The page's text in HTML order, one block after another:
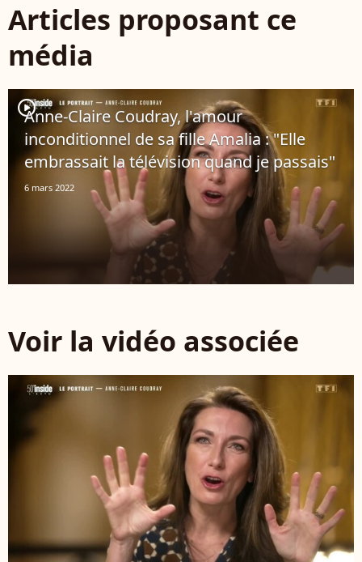
Articles proposant ce
média
player2
Anne-Claire Coudray, l'amour
inconditionnel de sa fille Amalia : "Elle
embrassait la télévision quand je passais"
6 mars 2022
Voir la vidéo associée